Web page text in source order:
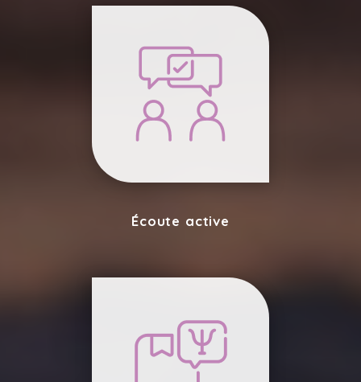
Écoute active